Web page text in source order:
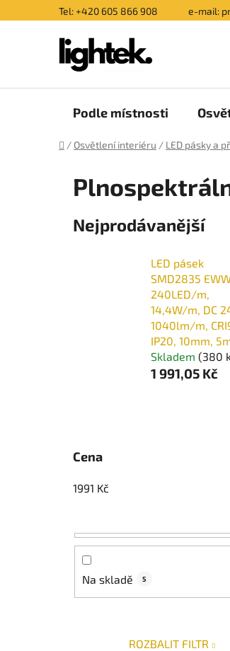
na
Tel: +420 605 866 908 e-mail:
Podle místnosti
Domů
/ Osvětlení interiéru / LED pásky a
Nejprodávanější
LED pásek
SMD2835
240LED/m,
14,4W/m, DC
1040lm/m,
IP20, 10mm,
Skladem (380
1 991,05 Kč
Cena
1991 Kč
Na skladě 5
ROZBALIT FILTR